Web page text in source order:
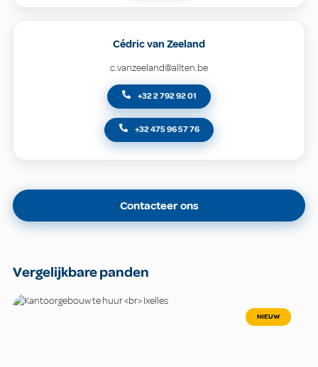
Cédric van Zeeland
c.vanzeeland@allten.be
+32 2 792 92 01
+32 475 96 57 76
Contacteer ons
Vergelijkbare panden
NIEUW